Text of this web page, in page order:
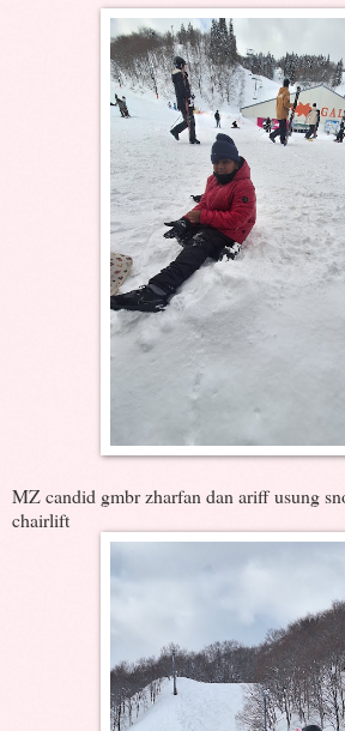
MZ candid gmbr zharfan dan ariff usung
chairlift